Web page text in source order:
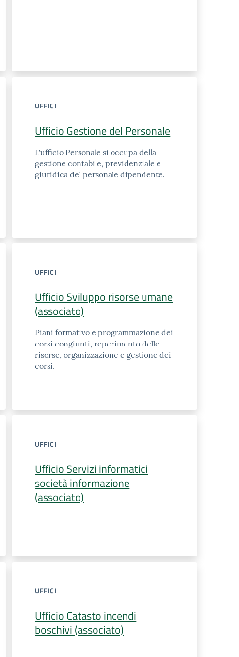
UFFICI
Ufficio Gestione del Personale
L'ufficio Personale si occupa della
gestione contabile, previdenziale e
giuridica del personale dipendente.
UFFICI
Ufficio Sviluppo risorse umane
(associato)
Piani formativo e programmazione dei
corsi congiunti, reperimento delle
risorse, organizzazione e gestione dei
corsi.
UFFICI
Ufficio Servizi informatici
società informazione
(associato)
UFFICI
Ufficio Catasto incendi
boschivi (associato)